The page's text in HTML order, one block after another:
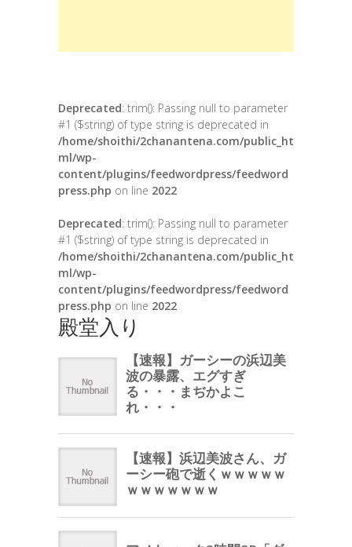
Deprecated: trim(): Passing null to parameter
#1 ($string) of type string is deprecated in
/home/shoithi/2chanantena.com/public_ht
ml/wp-
content/plugins/feedwordpress/feedword
press.php on line 2022
Deprecated: trim(): Passing null to parameter
#1 ($string) of type string is deprecated in
/home/shoithi/2chanantena.com/public_ht
ml/wp-
content/plugins/feedwordpress/feedword
press.php on line 2022
殿堂入り